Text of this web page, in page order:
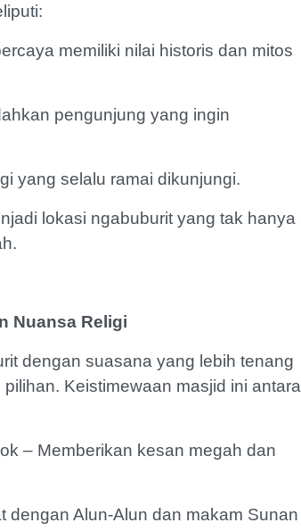
memiliki nilai historis dan mitos
pengunjung yang ingin
yang selalu ramai dikunjungi.
lokasi ngabuburit yang tak hanya
Nuansa Religi
dengan suasana yang lebih tenang
Keistimewaan masjid ini antara
– Memberikan kesan megah dan
dengan Alun-Alun dan makam Sunan